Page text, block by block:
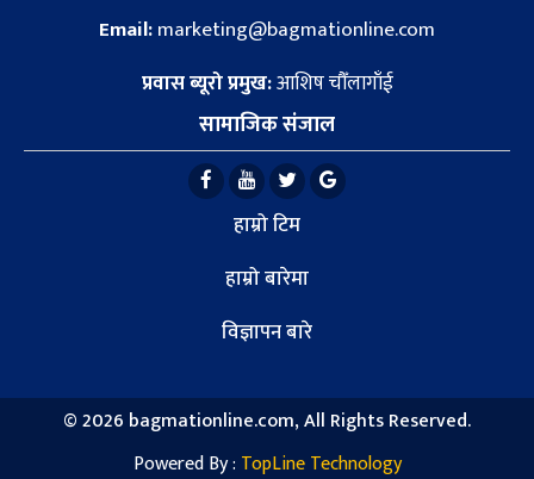
Email:marketing@bagmationline.com
प्रवास ब्यूरो प्रमुख:आशिष चौँलागाँई
सामाजिक संजाल
हाम्रो टिम
हाम्रो बारेमा
विज्ञापन बारे
©2026 bagmationline.com, All Rights Reserved.
Powered By : TopLine Technology